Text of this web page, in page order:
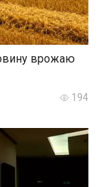
врожаю
194